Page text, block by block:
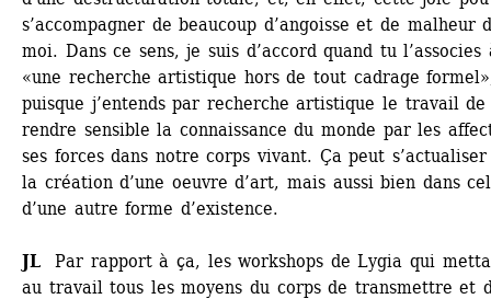
s’accompagner de beaucoup d’angoisse et de malheur
moi. Dans ce sens, je suis d’accord quand tu l’associes
«une recherche artistique hors de tout cadrage
puisque j’entends par recherche artistique le travail de
rendre sensible la connaissance du monde par les
ses forces dans notre corps vivant. Ça peut s’actualiser
la création d’une oeuvre d’art, mais aussi bien dans
d’une autre forme d’existence.
JL Par rapport à ça, les workshops de Lygia qui
au travail tous les moyens du corps de transmettre et